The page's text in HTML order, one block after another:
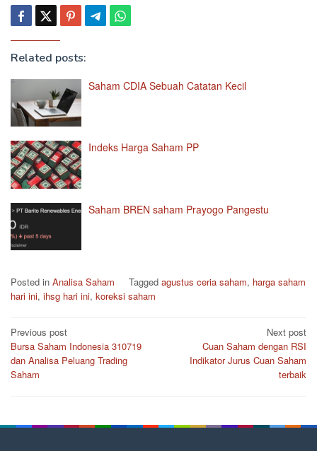
Related posts:
Saham CDIA Sebuah Catatan Kecil
Indeks Harga Saham PP
Saham BREN saham Prayogo Pangestu
Posted in Analisa Saham Tagged agustus ceria saham, harga saham
hari ini, ihsg hari ini, koreksi saham
Post
navigation
Previous post
Bursa Saham Indonesia 310719
dan Analisa Peluang Trading
Saham
Next post
Cuan Saham dengan RSI
Indikator Jurus Cuan Saham
terbaik